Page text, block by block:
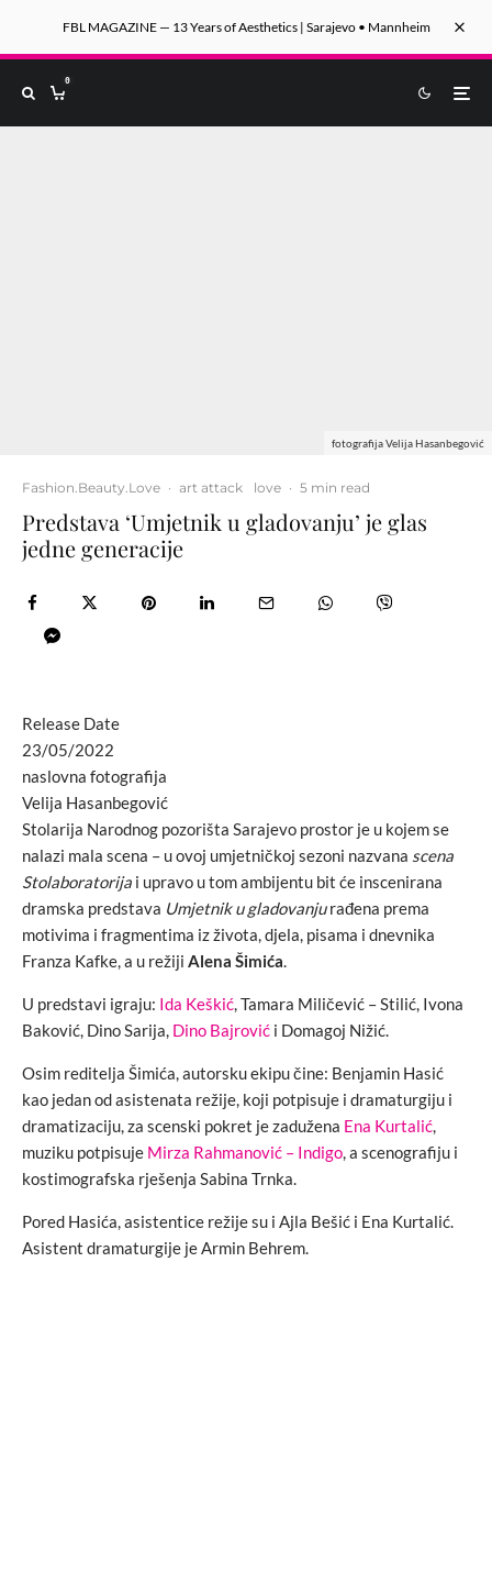
FBL MAGAZINE — 13 Years of Aesthetics | Sarajevo • Mannheim
0
fotografija Velija Hasanbegović
Fashion.Beauty.Love · art attack love · 5 min read
Predstava ‘Umjetnik u gladovanju’ je glas
jedne generacije
Release Date
23/05/2022
naslovna fotografija
Velija Hasanbegović
Stolarija Narodnog pozorišta Sarajevo prostor je u kojem se
nalazi mala scena – u ovoj umjetničkoj sezoni nazvana scena
Stolaboratorija i upravo u tom ambijentu bit će inscenirana
dramska predstava Umjetnik u gladovanjurađena prema
motivima i fragmentima iz života, djela, pisama i dnevnika
Franza Kafke, a u režiji Alena Šimića.
U predstavi igraju: Ida Keškić, Tamara Miličević – Stilić, Ivona
Baković, Dino Sarija, Dino Bajrović i Domagoj Nižić.
Osim reditelja Šimića, autorsku ekipu čine: Benjamin Hasić
kao jedan od asistenata režije, koji potpisuje i dramaturgiju i
dramatizaciju, za scenski pokret je zadužena Ena Kurtalić,
muziku potpisuje Mirza Rahmanović – Indigo, a scenografiju i
kostimografska rješenja Sabina Trnka.
Pored Hasića, asistentice režije su i Ajla Bešić i Ena Kurtalić.
Asistent dramaturgije je Armin Behrem.